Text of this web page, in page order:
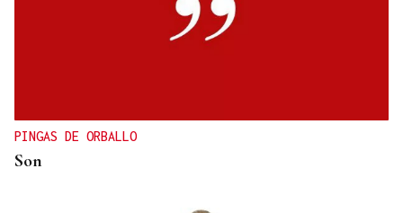
PINGAS DE ORBALLO
Son